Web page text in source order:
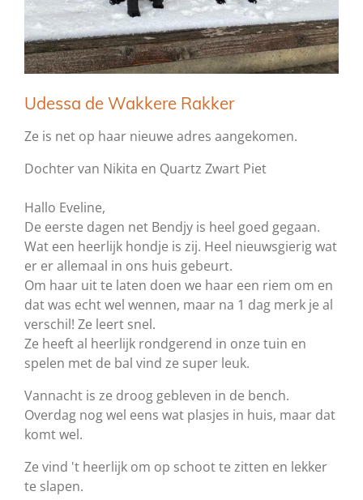
Udessa de Wakkere Rakker
Ze is net op haar nieuwe adres aangekomen.
Dochter van Nikita en Quartz Zwart Piet
Hallo Eveline,
De eerste dagen net Bendjy is heel goed gegaan.
Wat een heerlijk hondje is zij. Heel nieuwsgierig wat
er er allemaal in ons huis gebeurt.
Om haar uit te laten doen we haar een riem om en
dat was echt wel wennen, maar na 1 dag merk je al
verschil! Ze leert snel.
Ze heeft al heerlijk rondgerend in onze tuin en
spelen met de bal vind ze super leuk.
Vannacht is ze droog gebleven in de bench.
Overdag nog wel eens wat plasjes in huis, maar dat
komt wel.
Ze vind 't heerlijk om op schoot te zitten en lekker
te slapen.